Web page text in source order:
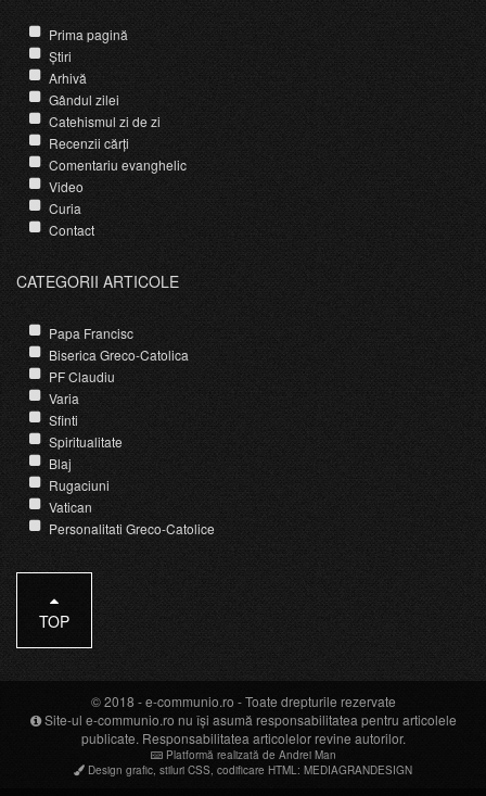
Prima pagină
Știri
Arhivă
Gândul zilei
Catehismul zi de zi
Recenzii cărți
Comentariu evanghelic
Video
Curia
Contact
CATEGORII ARTICOLE
Papa Francisc
Biserica Greco-Catolica
PF Claudiu
Varia
Sfinti
Spiritualitate
Blaj
Rugaciuni
Vatican
Personalitati Greco-Catolice
TOP
© 2018 -e-communio.ro - Toate drepturile rezervate
Site-ul e-communio.ro nu își asumă responsabilitatea pentru articolele
publicate. Responsabilitatea articolelor revine autorilor.
Platformă realizată de Andrei Man
Design grafic stiluri CSS codificare HTML : MEDIAGRANDESIGN